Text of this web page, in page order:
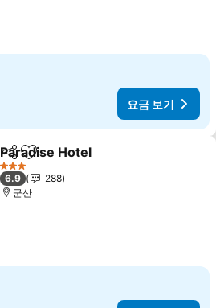
요금 보기
공유 즐겨찾기에 추가
Paradise Hotel
3 성급
6.9
288
군산